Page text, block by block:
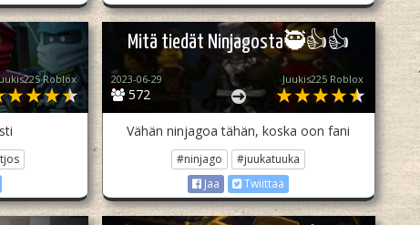
Roblox
Mitä tiedät Ninjagosta🥷👍👍
572
2023-06-29 Juukis225 Roblox
Vähän ninjagoa tähän, koska oon fani
#ninjago
#juukatuuka
Jaa
Twiittaa